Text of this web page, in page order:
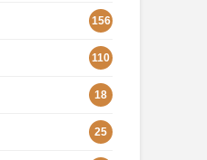
156
110
18
25